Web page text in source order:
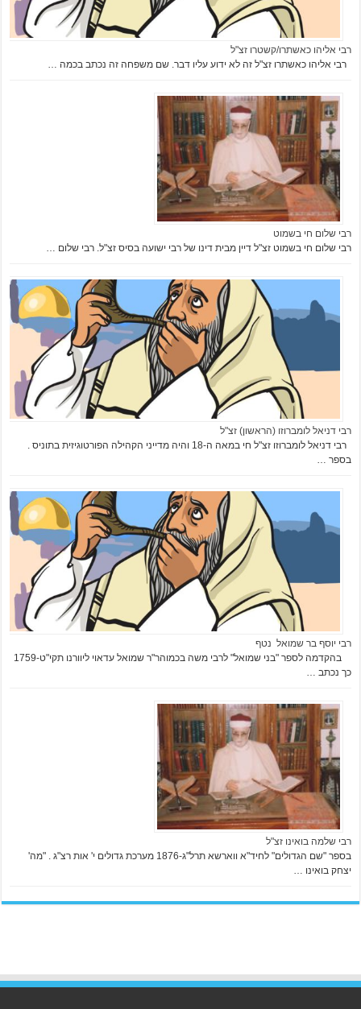
רבי אליהו כאשתרו/קשטרו זצ"ל
רבי אליהו כאשתרו זצ"ל זה לא ידוע עליו דבר. שם משפחה זה נכתב בכמה …
רבי שלום חי בשמוט
רבי שלום חי בשמוט זצ"ל דיין מבית דינו של רבי ישועה בסיס זצ"ל. רבי שלום …
רבי דניאל לומברוזו (הראשון) זצ"ל
רבי דניאל לומברוזו זצ"ל חי במאה ה-18 והיה מדייני הקהילה הפורטוגיזית בתוניס .
בספר …
רבי יוסף בר שמואל נטף
כך נכתב …
רבי שלמה בואינו זצ"ל
בספר "שם הגדולים" לחיד"א ווארשא תרל"ג-1876 מערכת גדולים י' אות רצ"ג . "מה'
יצחק בואינו …